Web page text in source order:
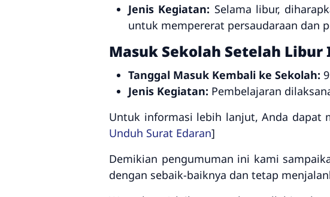
Jenis Kegiatan: Selama libur,
untuk mempererat persaudaraan dan
Masuk Sekolah Setelah
Tanggal Masuk Kembali ke Sekolah:
Jenis Kegiatan: Pembelajaran
Untuk informasi lebih lanjut, Anda dapat
Unduh Surat Edaran]
Demikian pengumuman ini kami
dengan sebaik-baiknya dan tetap